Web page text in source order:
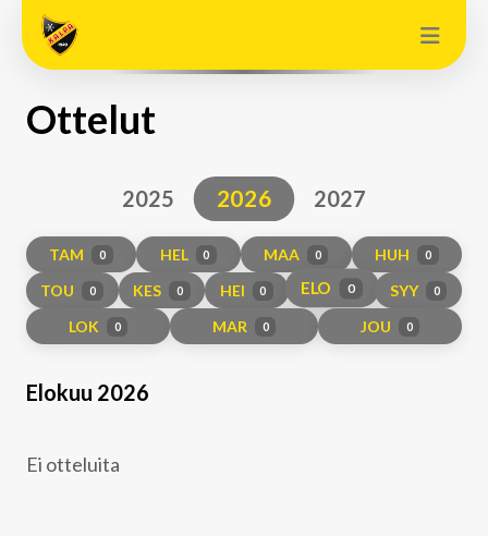
Ottelut
2025 2026 2027
TAM 0 HEL 0 MAA 0 HUH 0
TOU 0 KES 0 HEI 0 ELO 0 SYY 0
LOK 0 MAR 0 JOU 0
Elokuu 2026
Ei otteluita